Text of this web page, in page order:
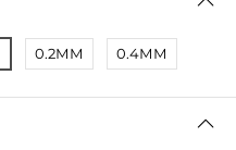
0.2ММ 0.4ММ